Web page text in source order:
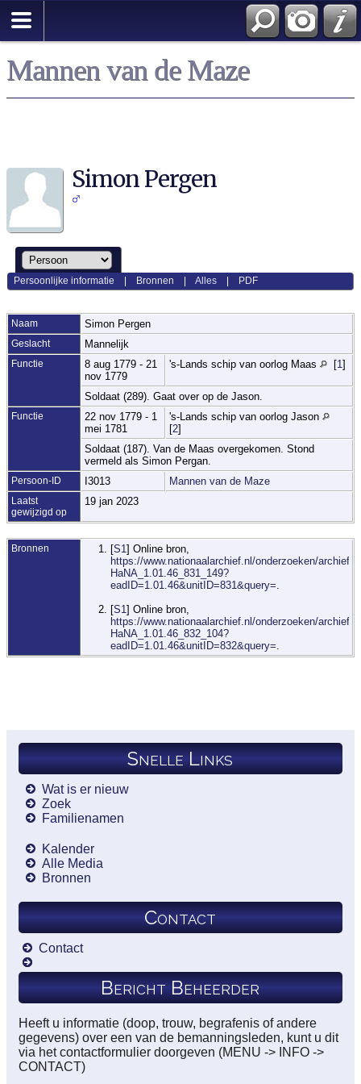
Mannen van de Maze
Simon Pergen
Persoonlijke informatie Bronnen |Alles PDF
Naam Simon Pergen
Geslacht Mannelijk
Functie
8 aug 1779 - 21
nov 1779
's-Lands schip van oorlog Maas [1 ]
Soldaat (289). Gaat over op de Jason.
Functie
22 nov 1779 - 1
mei 1781
's-Lands schip van oorlog Jason
[2]
Soldaat (187). Van de Maas overgekomen. Stond
vermeld als Simon Pergan.
Persoon-ID I3013 Mannen van de Maze
Laatst
gewijzigd op
19 jan 2023
Bronnen [S1 ] Online bron,
https://www.nationaalarchief.nl/onderzoeken/archief/
HaNA_1.01.46_831_149?
eadID=1.01.46&unitID=831&query=
[S1 ] Online bron,
https://www.nationaalarchief.nl/onderzoeken/archief/
HaNA_1.01.46_832_104?
eadID=1.01.46&unitID=832&query=
Snelle Links
Wat is er nieuw
Zoek
Familienamen
Kalender
Alle Media
Bronnen
Contact
Contact
Bericht Beheerder
Heeft u informatie (doop, trouw, begrafenis of andere
gegevens) over een van de bemanningsleden, kunt u dit
via het contactformulier doorgeven (MENU -> INFO ->
CONTACT)